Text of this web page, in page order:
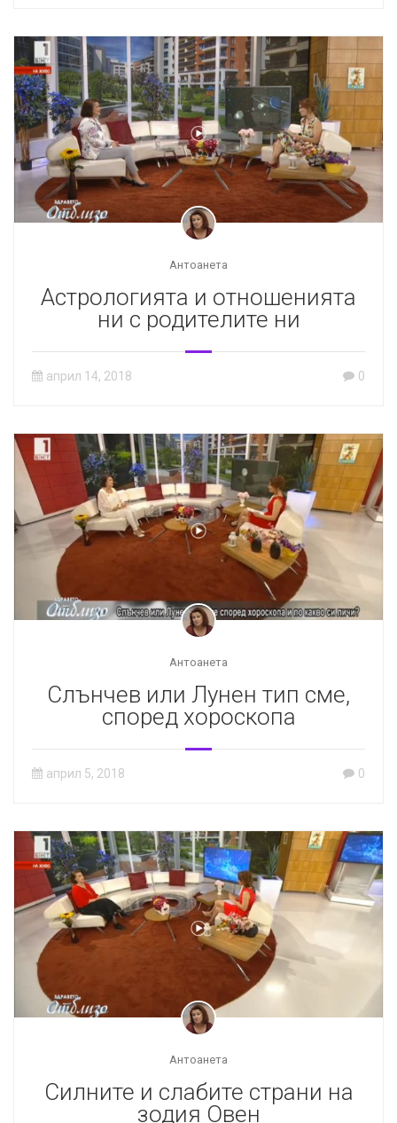
Антоанета
Астрологията и отношенията
ни с родителите ни
април 14, 2018 0
Антоанета
Слънчев или Лунен тип сме,
според хороскопа
април 5, 2018 0
Антоанета
Силните и слабите страни на
зодия Овен